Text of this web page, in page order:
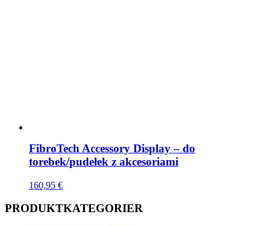
FibroTech Accessory Display – do
torebek/pudełek z akcesoriami
160,95 €
PRODUKTKATEGORIER